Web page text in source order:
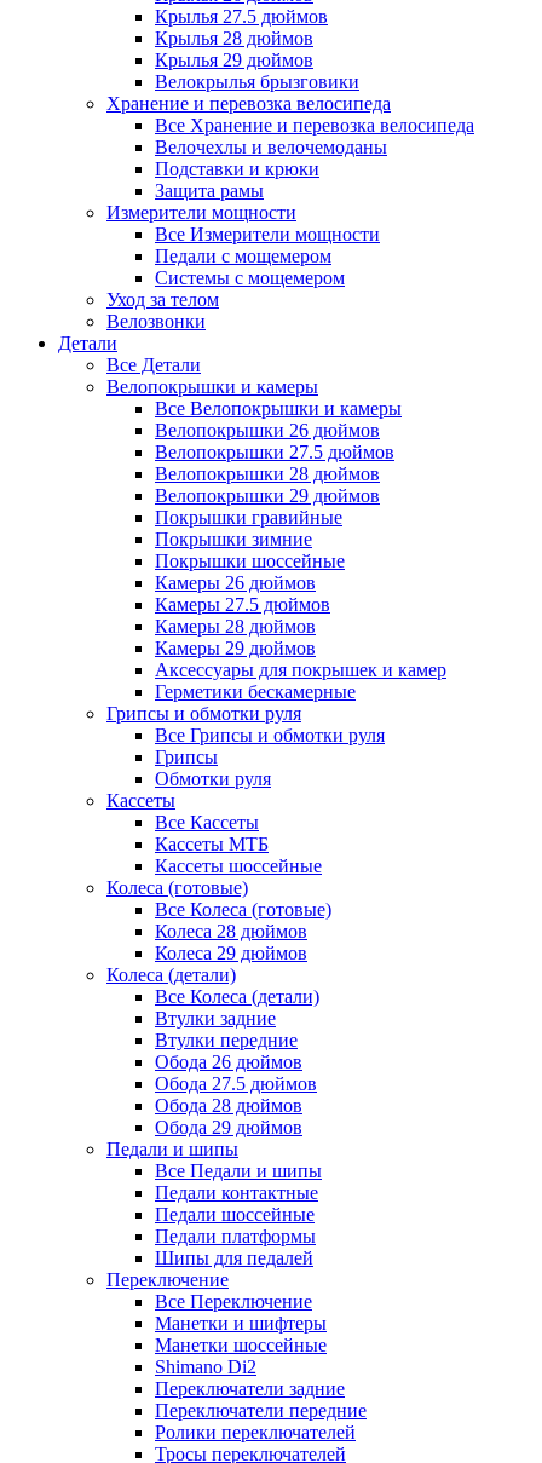
Крылья 27.5 дюймов
Крылья 28 дюймов
Крылья 29 дюймов
Велокрылья брызговики
Хранение и перевозка велосипеда
Все Хранение и перевозка велосипеда
Велочехлы и велочемоданы
Подставки и крюки
Защита рамы
Измерители мощности
Все Измерители мощности
Педали с мощемером
Системы с мощемером
Уход за телом
Велозвонки
Детали
Все Детали
Велопокрышки и камеры
Все Велопокрышки и камеры
Велопокрышки 26 дюймов
Велопокрышки 27.5 дюймов
Велопокрышки 28 дюймов
Велопокрышки 29 дюймов
Покрышки гравийные
Покрышки зимние
Покрышки шоссейные
Камеры 26 дюймов
Камеры 27.5 дюймов
Камеры 28 дюймов
Камеры 29 дюймов
Аксессуары для покрышек и камер
Герметики бескамерные
Грипсы и обмотки руля
Все Грипсы и обмотки руля
Грипсы
Обмотки руля
Кассеты
Все Кассеты
Кассеты МТБ
Кассеты шоссейные
Колеса (готовые)
Все Колеса (готовые)
Колеса 28 дюймов
Колеса 29 дюймов
Колеса (детали)
Все Колеса (детали)
Втулки задние
Втулки передние
Обода 26 дюймов
Обода 27.5 дюймов
Обода 28 дюймов
Обода 29 дюймов
Педали и шипы
Все Педали и шипы
Педали контактные
Педали шоссейные
Педали платформы
Шипы для педалей
Переключение
Все Переключение
Манетки и шифтеры
Манетки шоссейные
Shimano Di2
Переключатели задние
Переключатели передние
Ролики переключателей
Тросы переключателей